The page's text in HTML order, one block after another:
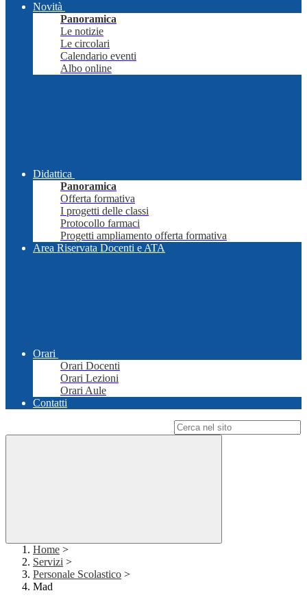
Novità
Panoramica
Le notizie
Le circolari
Calendario eventi
Albo online
Didattica
Panoramica
Offerta formativa
I progetti delle classi
Protocollo farmaci
Progetti ampliamento offerta formativa
Area Riservata Docenti e ATA
Orari
Orari Docenti
Orari Lezioni
Orari Aule
Contatti
Home >
Servizi >
Personale Scolastico >
Mad